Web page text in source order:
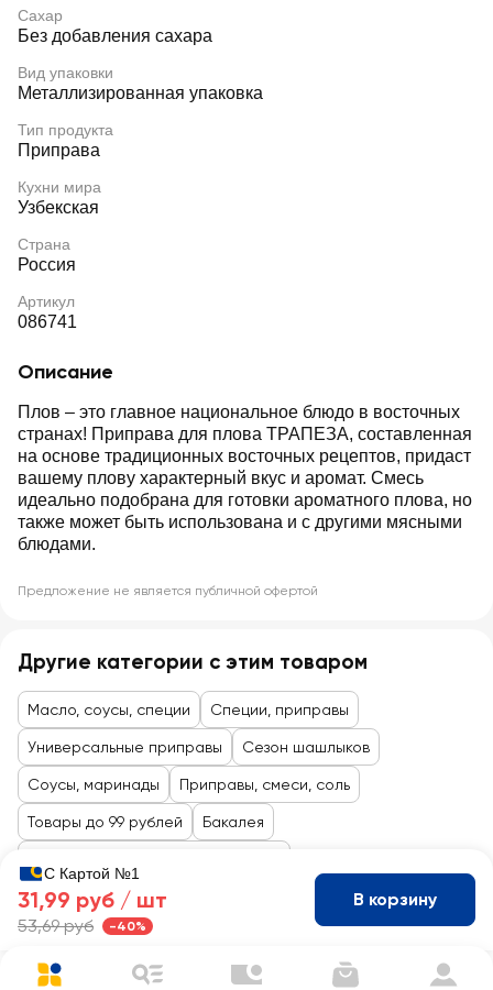
Сахар
Без добавления сахара
Вид упаковки
Металлизированная упаковка
Тип продукта
Приправа
Кухни мира
Узбекская
Страна
Россия
Артикул
086741
Описание
Плов – это главное национальное блюдо в восточных
странах! Приправа для плова ТРАПЕЗА, составленная
на основе традиционных восточных рецептов, придаст
вашему плову характерный вкус и аромат. Смесь
идеально подобрана для готовки ароматного плова, но
также может быть использована и с другими мясными
блюдами.
Предложение не является публичной офертой
Другие категории с этим товаром
Масло, соусы, специи Специи, приправы
Универсальные приправы Сезон шашлыков
Соусы, маринады Приправы, смеси, соль
Товары до 99 рублей Бакалея
С Картой №1
31,99 руб / шт
53,69 руб -40%
В корзину